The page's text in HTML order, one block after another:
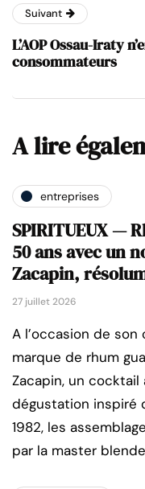
Suivant
L’AOP Ossau-Iraty
consommateurs
A lire
entreprises
SPIRITUEUX —
50 ans avec un
Zacapin,
27 juillet 2026
A l’occasion de
marque de rhum
Zacapin, un cocktail
dégustation inspiré
1982, les
par la master